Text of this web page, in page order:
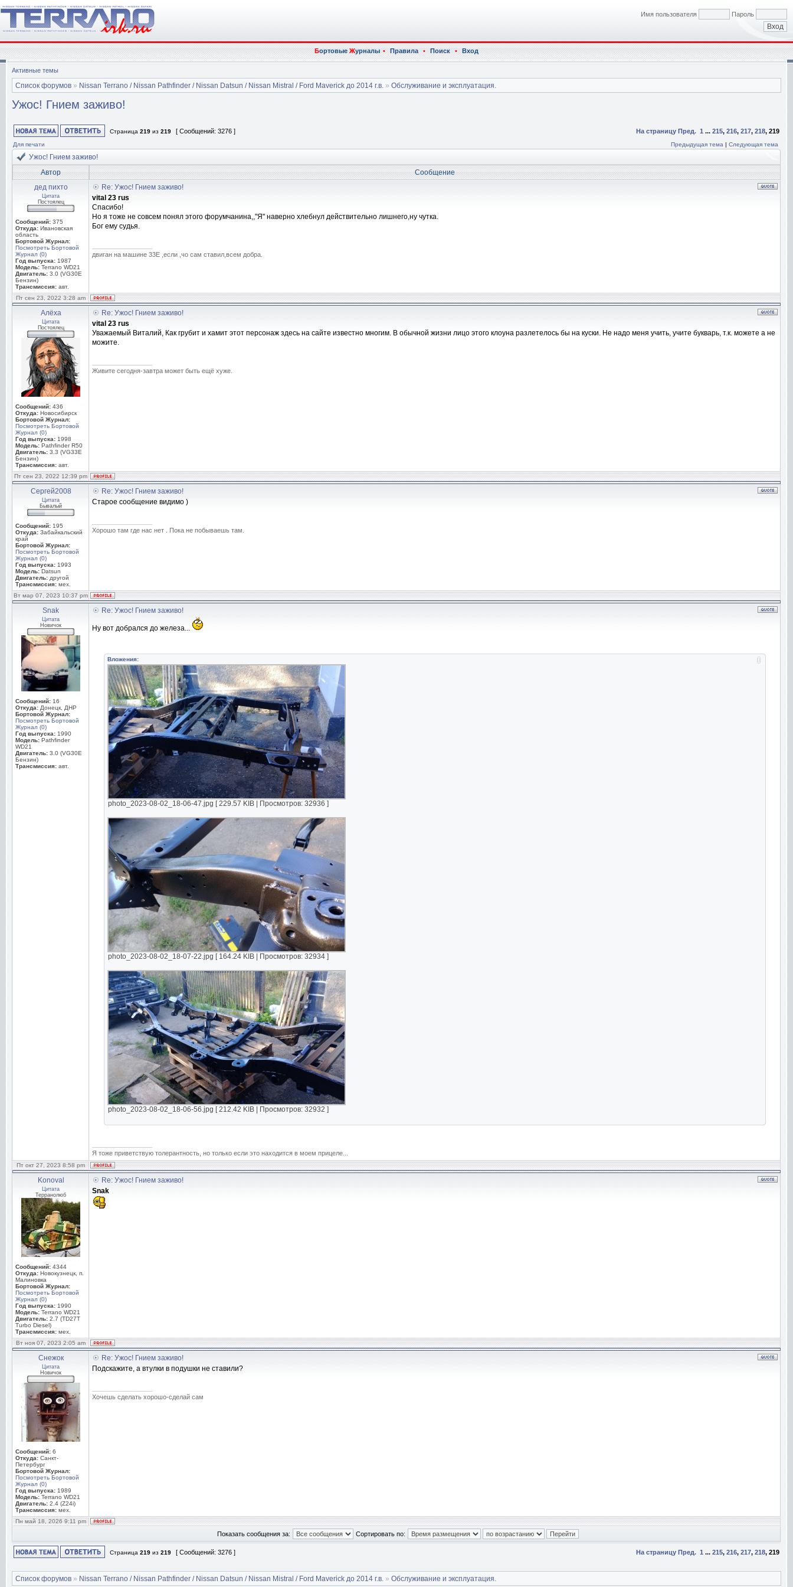
Имя пользователя Пароль
БортовыеЖурналы • Правила • Поиск • Вход
Активные темы
Список форумов » Nissan Terrano / Nissan Pathfinder / Nissan Datsun / Nissan Mistral / Ford Maverick до 2014 г.в. » Обслуживание и эксплуатация.
Ужос! Гнием заживо!
Страница 219 из 219 [ Сообщений: 3276 ] На страницу Пред. 1 ... 215, 216, 217, 218, 219
Для печати Предыдущая тема | Следующая тема
Ужос! Гнием заживо!
Автор
Сообщение
дед пихто
Цитата
Постоялец
Сообщений: 375
Откуда: Ивановская
область
Бортовой Журнал:
Посмотреть Бортовой
Журнал (0)
Год выпуска: 1987
Модель: Terrano WD21
Двигатель: 3.0 (VG30E
Бензин)
Трансмиссия: авт.
Re: Ужос! Гнием заживо!
vital 23 rus
Спасибо!
Но я тоже не совсем понял этого форумчанина,,"Я" наверно хлебнул действительно лишнего,ну чутка.
Бог ему судья.
двиган на машине 33Е ,если ,чо сам ставил,всем добра.
Пт сен 23, 2022 3:28 am
Алёха
Цитата
Постоялец
Сообщений: 436
Откуда: Новосибирск
Бортовой Журнал:
Посмотреть Бортовой
Журнал (0)
Год выпуска: 1998
Модель: Pathfinder R50
Двигатель: 3.3 (VG33E
Бензин)
Трансмиссия: авт.
Re: Ужос! Гнием заживо!
vital 23 rus
Уважаемый Виталий, Как грубит и хамит этот персонаж здесь на сайте известно многим. В обычной жизни лицо этого клоуна разлетелось бы на куски. Не надо меня учить, учите букварь, т.к. можете а не
можите.
Живите сегодня-завтра может быть ещё хуже.
Пт сен 23, 2022 12:39 pm
Сергей2008
Цитата
Бывалый
Сообщений: 195
Откуда: Забайкальский
край
Бортовой Журнал:
Посмотреть Бортовой
Журнал (0)
Год выпуска: 1993
Модель: Datsun
Двигатель: другой
Трансмиссия: мех.
Re: Ужос! Гнием заживо!
Старое сообщение видимо )
Хорошо там где нас нет . Пока не побываешь там.
Вт мар 07, 2023 10:37 pm
Snak
Цитата
Новичок
Сообщений: 16
Откуда: Донецк, ДНР
Бортовой Журнал:
Посмотреть Бортовой
Журнал (0)
Год выпуска: 1990
Модель: Pathfinder
WD21
Двигатель: 3.0 (VG30E
Бензин)
Трансмиссия: авт.
Re: Ужос! Гнием заживо!
Ну вот добрался до железа...
Вложения:
photo_2023-08-02_18-06-47.jpg [ 229.57 KIB | Просмотров: 32936 ]
photo_2023-08-02_18-07-22.jpg [ 164.24 KIB | Просмотров: 32934 ]
photo_2023-08-02_18-06-56.jpg [ 212.42 KIB | Просмотров: 32932 ]
Я тоже приветствую толерантность, но только если это находится в моем прицеле...
Пт окт 27, 2023 8:58 pm
Konoval
Цитата
Терранолюб
Сообщений: 4344
Откуда: Новокузнецк, п.
Малиновка
Бортовой Журнал:
Посмотреть Бортовой
Журнал (0)
Год выпуска: 1990
Модель: Terrano WD21
Двигатель: 2.7 (TD27T
Turbo Diesel)
Трансмиссия: мех.
Re: Ужос! Гнием заживо!
Snak
Вт ноя 07, 2023 2:05 am
Снежок
Цитата
Новичок
Сообщений: 6
Откуда: Санкт-
Петербург
Бортовой Журнал:
Посмотреть Бортовой
Журнал (0)
Год выпуска: 1989
Модель: Terrano WD21
Двигатель: 2.4 (Z24i)
Трансмиссия: мех.
Re: Ужос! Гнием заживо!
Подскажите, а втулки в подушки не ставили?
Хочешь сделать хорошо-сделай сам
Пн май 18, 2026 9:11 pm
Показать сообщения за: Сортировать по:
Страница 219 из 219 [ Сообщений: 3276 ] На страницу Пред. 1 ... 215, 216, 217, 218, 219
Список форумов » Nissan Terrano / Nissan Pathfinder / Nissan Datsun / Nissan Mistral / Ford Maverick до 2014 г.в. » Обслуживание и эксплуатация.